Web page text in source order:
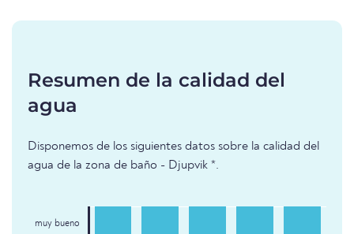
Resumen de la calidad del
agua
Disponemos de los siguientes datos sobre la calidad del
agua de la zona de baño - Djupvik *.
muy bueno